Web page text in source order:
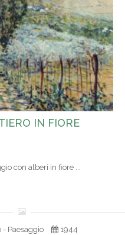
IN FIORE
con alberi in fiore ...
- Paesaggio 1944